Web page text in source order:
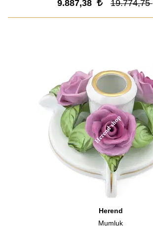
9.887,38 19.774,75
Herend
Mumluk